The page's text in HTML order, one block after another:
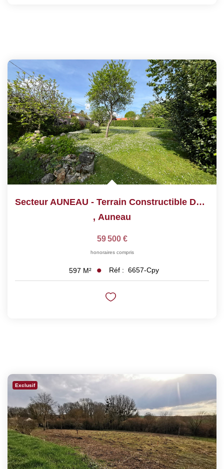
Secteur AUNEAU - Terrain Constructible De 597 M²
, Auneau
59 500 €
honoraires compris
597 M² Réf : 6657-Cpy
Exclusif